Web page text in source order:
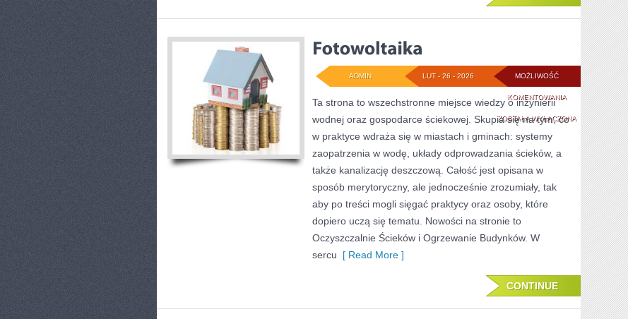
MOŻLIWOŚĆ
KOMENTOWANIAFOTOWOLTAIKA
ZOSTAŁA WYŁĄCZONA
LUT - 26 - 2026
ADMIN
Ta strona to wszechstronne miejsce wiedzy o inżynierii
wodnej oraz gospodarce ściekowej. Skupia się na tym, co
w praktyce wdraża się w miastach i gminach: systemy
zaopatrzenia w wodę, układy odprowadzania ścieków, a
także kanalizację deszczową. Całość jest opisana w
sposób merytoryczny, ale jednocześnie zrozumiały, tak
aby po treści mogli sięgać praktycy oraz osoby, które
dopiero uczą się tematu. Nowości na stronie to
Oczyszczalnie Ścieków i Ogrzewanie Budynków. W
sercu [ Read More ]
CONTINUE